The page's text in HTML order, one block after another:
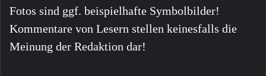
Fotos sind ggf. beispielhafte Symbolbilder!
Kommentare von Lesern stellen keinesfalls die
Meinung der Redaktion dar!